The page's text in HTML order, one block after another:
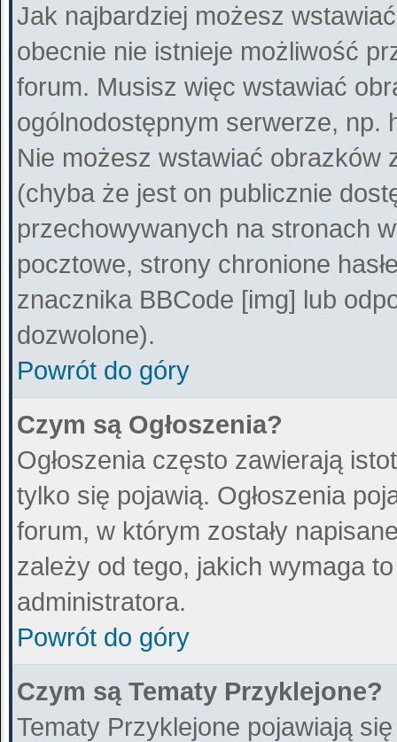
Jak najbardziej możesz
obecnie nie istnieje możliwość
forum. Musisz więc wstawiać
ogólnodostępnym serwerze, np.
Nie możesz wstawiać obrazków
(chyba że jest on publicznie
przechowywanych na stronach
pocztowe, strony chronione
znacznika BBCode [img] lub
dozwolone).
Powrót do góry
Czym są Ogłoszenia?
Ogłoszenia często zawierają
tylko się pojawią. Ogłoszenia
forum, w którym zostały
zależy od tego, jakich wymaga
administratora.
Powrót do góry
Czym są Tematy Przyklejone?
Tematy Przyklejone pojawiają